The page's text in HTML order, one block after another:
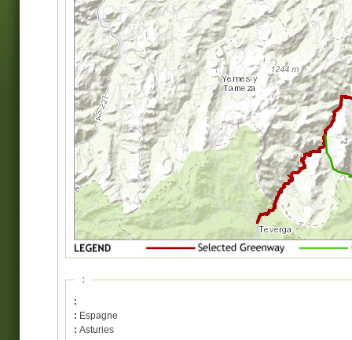
:
:
: Espagne
: Asturies